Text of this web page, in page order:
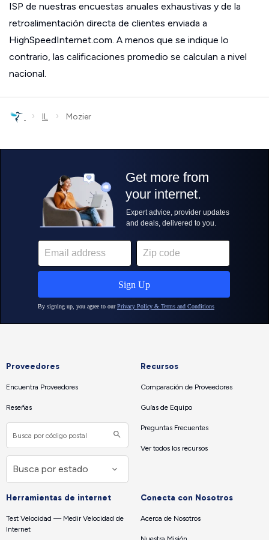
ISP de nuestras encuestas anuales exhaustivas y de la
retroalimentación directa de clientes enviada a
HighSpeedInternet.com. A menos que se indique lo
contrario, las calificaciones promedio se calculan a nivel
nacional.
› IL › Mozier
Proveedores
Encuentra Proveedores
Reseñas
Recursos
Comparación de Proveedores
Guías de Equipo
Preguntas Frecuentes
Ver todos los recursos
Herramientas de internet
Test Velocidad — Medir Velocidad de
Internet
Conecta con Nosotros
Acerca de Nosotros